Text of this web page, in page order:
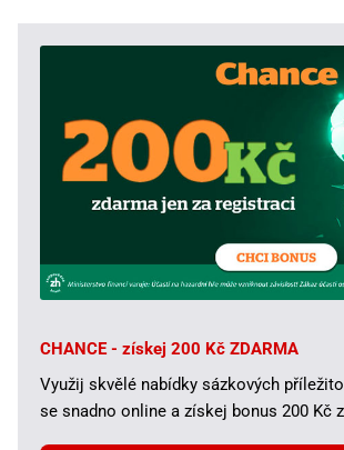
CHANCE - získej 200 Kč ZDARMA
Využij skvělé nabídky sázkových
se snadno online a získej bonus 200 Kč